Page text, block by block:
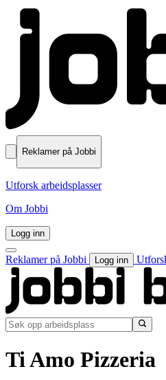
Reklamer på Jobbi
Utforsk arbeidsplasser
Om Jobbi
Logg inn
Reklamer på Jobbi Logg inn
Ti Amo Pizzeria